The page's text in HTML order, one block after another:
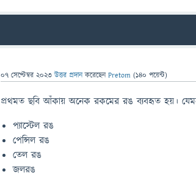
07 সেপ্টেম্বর 2023 উত্তর প্রদান করেছেনPretom (140 পয়েন্ট)
প্রথমত ছবি আঁকায় অনেক রকমের রঙ ব্যবহৃত হয়।
প্যাস্টেল রঙ
পেন্সিল রঙ
তেল রঙ
জলরঙ